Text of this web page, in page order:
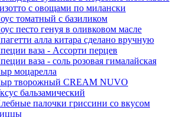
с овощами по милански
томатный с базиликом
песто генуя в оливковом масле
алла китара сделано вручную
ваза - Ассорти перцев
ваза - соль розовая гималайская
моцарелла
творожный CREАM NUVO
бальзамический
палочки гриссини со вкусом